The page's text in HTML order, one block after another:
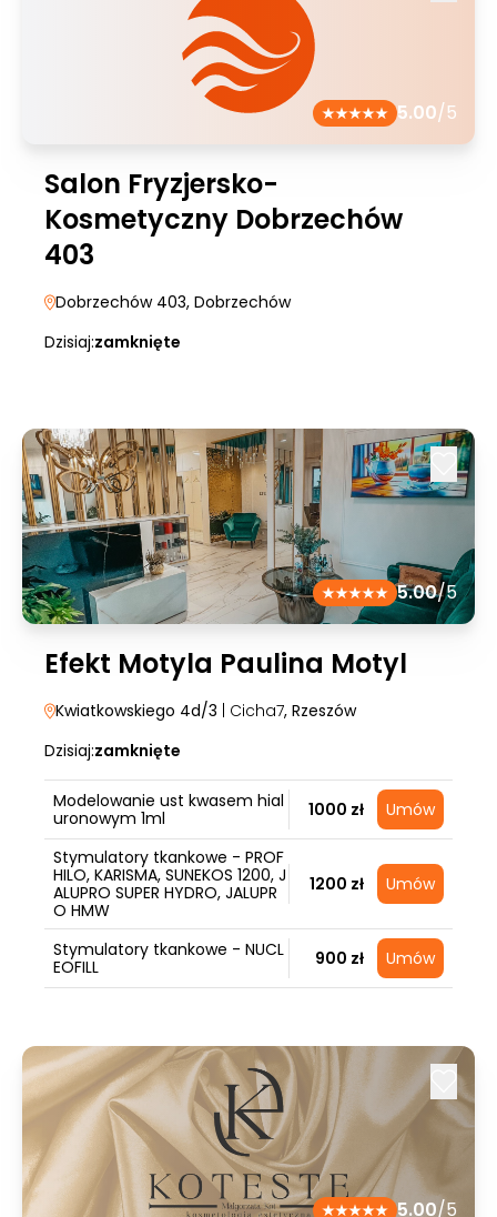
5.00/5
Salon Fryzjersko-
Kosmetyczny Dobrzechów
403
Dobrzechów 403, Dobrzechów
Dzisiaj:zamknięte
5.00/5
Efekt Motyla Paulina Motyl
Kwiatkowskiego 4d/3 | Cicha7, Rzeszów
Dzisiaj:zamknięte
Modelowanie ust kwasem hial
uronowym 1ml
1000 zł Umów
Stymulatory tkankowe - PROF
HILO, KARISMA, SUNEKOS 1200, J
ALUPRO SUPER HYDRO, JALUPR
O HMW
1200 zł Umów
Stymulatory tkankowe - NUCL
EOFILL
900 zł Umów
5.00/5